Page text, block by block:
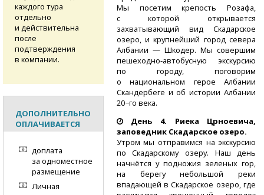
Мы посетим крепость Розафа,
с которой открывается
захватывающий вид Скадарское
озеро, и крупнейший город севера
Албании — Шкодер. Мы совершим
пешеходно-автобусную экскурсию
по городу, поговорим
о национальном герое Албании
Скандербеге и об истории Албании
20−го века.
День 4. Риека Црноевича,
заповедник Скадарское озеро.
Утром мы отправимся на экскурсию
по Скадарскому озеру. Наш день
начнётся у подножия зеленых гор,
на берегу небольшой реки
впадающей в Скадарское озеро, где
каждого тура
отдельно
и действительна
после
подтверждения
в компании.
ДОПОЛНИТЕЛЬНО
ОПЛАЧИВАЕТСЯ
доплата
за одноместное
размещение
Личная